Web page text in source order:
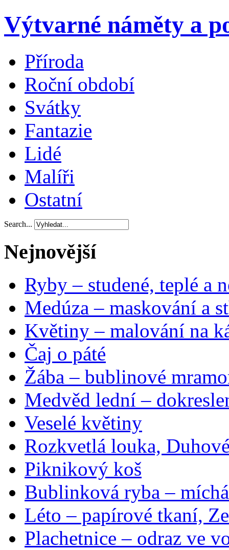
Výtvarné náměty a
Příroda
Roční období
Svátky
Fantazie
Lidé
Malíři
Ostatní
Search...
Nejnovější
Ryby – studené, teplé a
Medúza – maskování a
Květiny – malování na
Čaj o páté
Žába – bublinové
Medvěd lední –
Veselé květiny
Rozkvetlá louka,
Piknikový koš
Bublinková ryba –
Léto – papírové tkaní,
Plachetnice – odraz ve